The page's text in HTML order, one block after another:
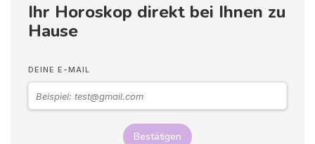
Ihr Horoskop direkt bei Ihnen zu
Hause
DEINE E-MAIL
Bestätigen